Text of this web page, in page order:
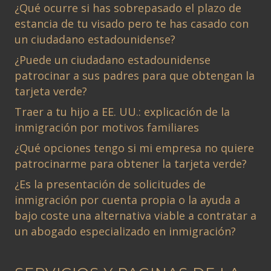
¿Qué ocurre si has sobrepasado el plazo de
estancia de tu visado pero te has casado con
un ciudadano estadounidense?
¿Puede un ciudadano estadounidense
patrocinar a sus padres para que obtengan la
tarjeta verde?
Traer a tu hijo a EE. UU.: explicación de la
inmigración por motivos familiares
¿Qué opciones tengo si mi empresa no quiere
patrocinarme para obtener la tarjeta verde?
¿Es la presentación de solicitudes de
inmigración por cuenta propia o la ayuda a
bajo coste una alternativa viable a contratar a
un abogado especializado en inmigración?